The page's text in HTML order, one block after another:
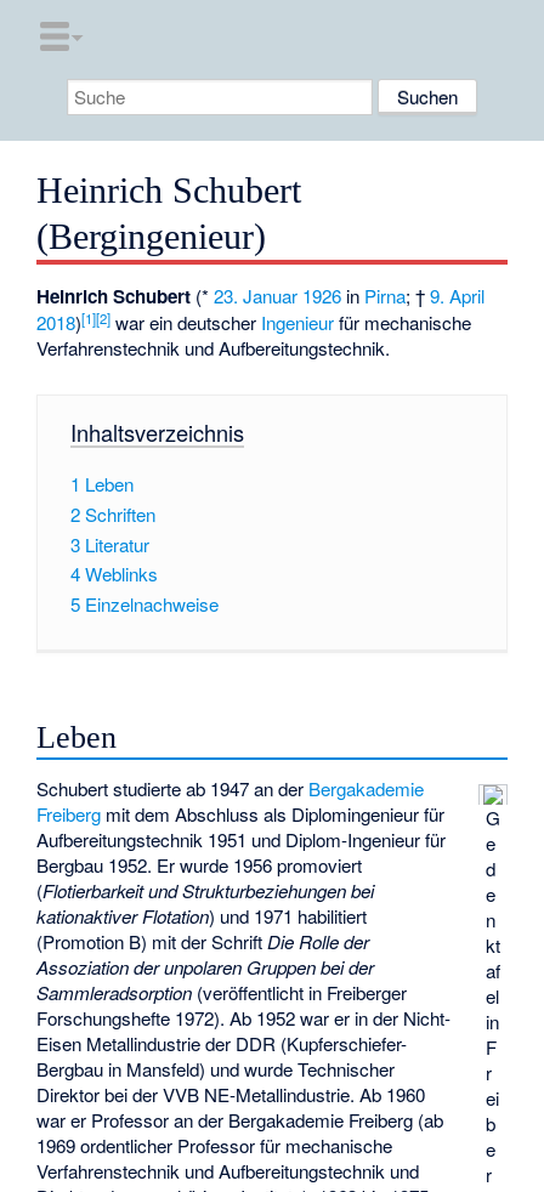
Heinrich Schubert
(Bergingenieur)
Heinrich Schubert (*23. Januar 1926 in Pirna; †9. April
2018)[1][2] war ein deutscher Ingenieurfür mechanische
Verfahrenstechnik und Aufbereitungstechnik.
Inhaltsverzeichnis
1 Leben
2Schriften
3 Literatur
4Weblinks
5 Einzelnachweise
Leben
G
e
d
e
n
kt
af
el
in
F
r
ei
b
e
r
Schubert studierte ab 1947 an der Bergakademie
Freiberg mit dem Abschluss als Diplomingenieur für
Aufbereitungstechnik 1951 und Diplom-Ingenieur für
Bergbau 1952. Er wurde 1956 promoviert
(Flotierbarkeit und Strukturbeziehungen bei
kationaktiver Flotation) und 1971 habilitiert
(Promotion B) mit der SchriftDie Rolle der
Assoziation der unpolaren Gruppen bei der
Sammleradsorption (veröffentlicht in Freiberger
Forschungshefte 1972). Ab 1952 war er in der Nicht-
Eisen Metallindustrie der DDR (Kupferschiefer-
Bergbau in Mansfeld) und wurde Technischer
Direktor bei der VVB NE-Metallindustrie. Ab 1960
war er Professor an der Bergakademie Freiberg (ab
1969 ordentlicher Professor für mechanische
Verfahrenstechnik und Aufbereitungstechnik und